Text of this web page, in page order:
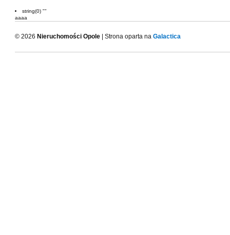
string(0) ""
aaaa
© 2026 Nieruchomości Opole | Strona oparta na Galactica